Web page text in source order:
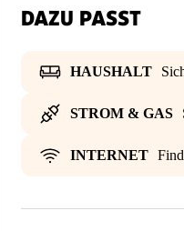
DAZU PASST
HAUSHALT
STROM & GAS
INTERNET